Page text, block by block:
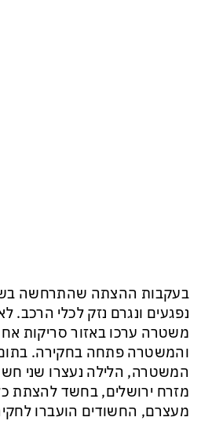
בעקבות ההצתה שהתרחשה
נפגעים ונגרם נזק לכלי
משטרה ערכו באזור סריקות
והמשטרה פתחה בחקירה.
מזרח ירושלים, בחשד להצתת
מעצרם, החשודים הועברו